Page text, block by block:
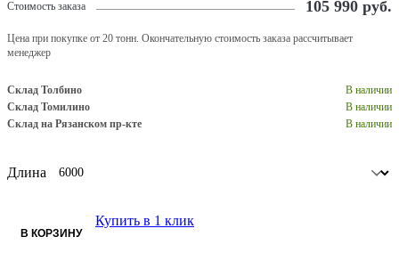
Стоимость заказа 105 990 руб.
Цена при покупке от 20 тонн. Окончательную стоимость заказа рассчитывает
менеджер
Склад Толбино
В наличии
Склад Томилино
В наличии
Склад на Рязанском пр-кте
В наличии
Длина
В КОРЗИНУ
Купить в 1 клик